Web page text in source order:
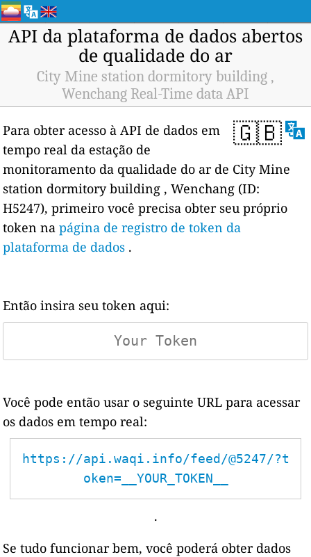
API da plataforma de dados abertos
de qualidade do ar
City Mine station dormitory building ,
Wenchang Real-Time data API
🇬🇧
Para obter acesso à API de dados em
tempo real da estação de
monitoramento da qualidade do ar de City Mine
station dormitory building , Wenchang (ID:
H5247), primeiro você precisa obter seu próprio
token napágina de registro de token da
plataforma de dados .
Então insira seu token aqui:
Você pode então usar o seguinte URL para acessar
os dados em tempo real:
https://api.waqi.info/feed/@5247/?t
oken=__YOUR_TOKEN__
.
Se tudo funcionar bem, você poderá obter dados